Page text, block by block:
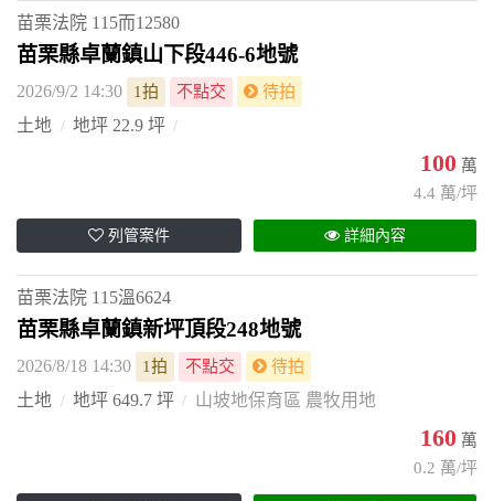
苗栗法院 115而12580
苗栗縣卓蘭鎮山下段446-6地號
2026/9/2 14:30 1拍 不點交 待拍
土地 地坪 22.9 坪
100 萬
4.4 萬/坪
列管案件 詳細內容
苗栗法院 115溫6624
苗栗縣卓蘭鎮新坪頂段248地號
2026/8/18 14:30 1拍 不點交 待拍
土地 地坪 649.7 坪 山坡地保育區 農牧用地
160 萬
0.2 萬/坪